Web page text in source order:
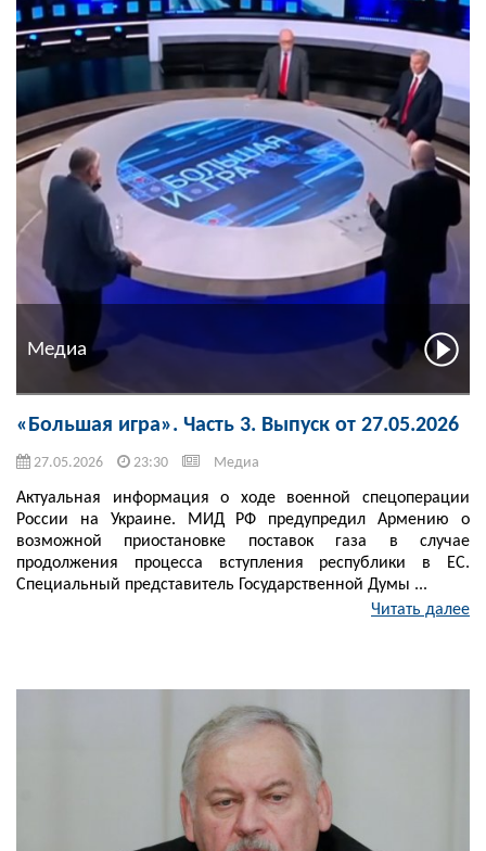
Медиа
«Большая игра». Часть 3. Выпуск от 27.05.2026
27.05.2026 23:30 Медиа
Актуальная информация о ходе военной спецоперации
России на Украине. МИД РФ предупредил Армению о
возможной приостановке поставок газа в случае
продолжения процесса вступления республики в ЕС.
Специальный представитель Государственной Думы ...
Читать далее